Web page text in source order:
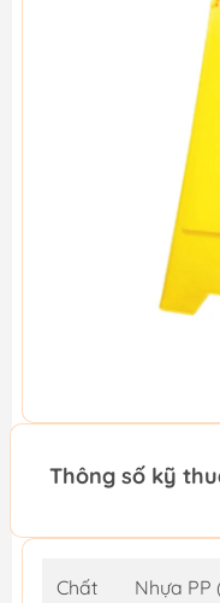
Thông số kỹ
Chất
Nhựa